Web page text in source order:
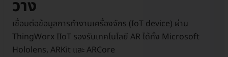
วาง
เชื่อมต่อข้อมูลการทำงานเครื่องจักร (IoT device) ผ่าน
ThingWorx IIoT รองรับเทคโนโลยี AR ได้ทั้ง Microsoft
Hololens, ARKit และ ARCore